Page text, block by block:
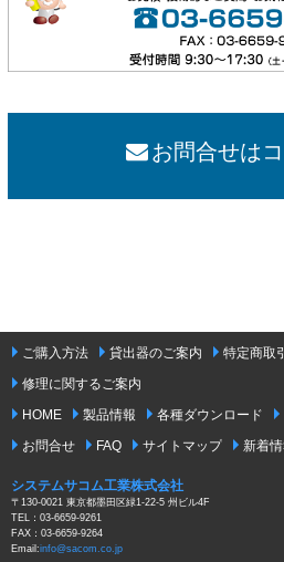
お問合せは
ご購入方法 貸出器のご案内
特定商取
修理に関するご案内
HOME
製品情報 各種ダウンロード
お問合せ
FAQ サイトマップ 新着
システムサコム工業株式会社
〒130-0021 東京都墨田区緑1-22-5 州ビル4F
TEL：03-6659-9261
FAX：03-6659-9264
Email:info@sacom.co.jp